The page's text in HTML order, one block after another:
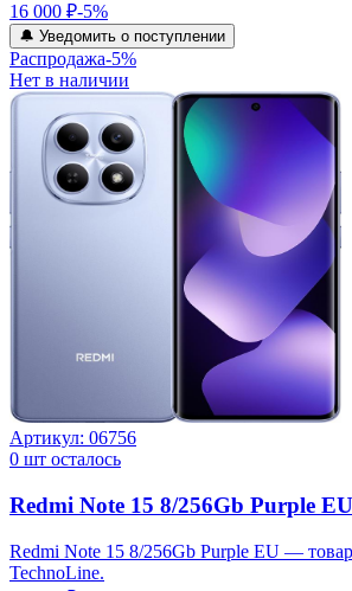
16 000 ₽-5%
🔔 Уведомить о поступлении
Распродажа-5%
Нет в наличии
Артикул: 06756
0 шт осталось
Redmi Note 15 8/256Gb Purple EU
Redmi Note 15 8/256Gb Purple EU — товар
TechnoLine.